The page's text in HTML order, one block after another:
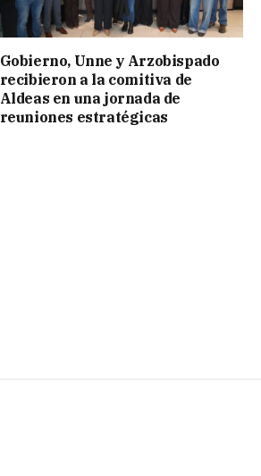
Gobierno, Unne y Arzobispado
recibieron a la comitiva de
Aldeas en una jornada de
reuniones estratégicas